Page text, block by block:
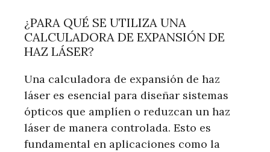
¿PARA QUÉ SE UTILIZA UNA
CALCULADORA DE EXPANSIÓN DE
HAZ LÁSER?
Una calculadora de expansión de haz
láser es esencial para diseñar sistemas
ópticos que amplíen o reduzcan un haz
láser de manera controlada. Esto es
fundamental en aplicaciones como la